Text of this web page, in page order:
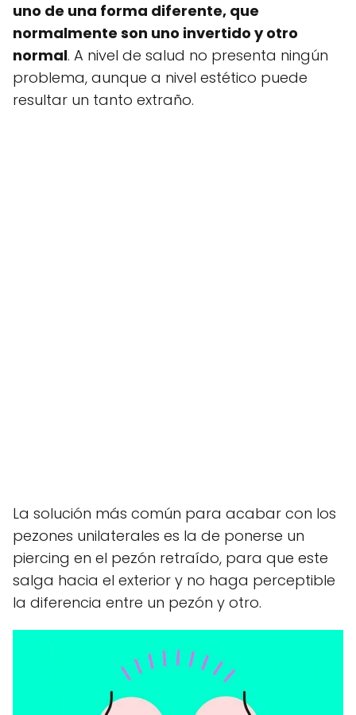
uno de una forma diferente, que
normalmente son uno invertido y otro
normal. A nivel de salud no presenta ningún
problema, aunque a nivel estético puede
resultar un tanto extraño.
La solución más común para acabar con los
pezones unilaterales es la de ponerse un
piercing en el pezón retraído, para que este
salga hacia el exterior y no haga perceptible
la diferencia entre un pezón y otro.